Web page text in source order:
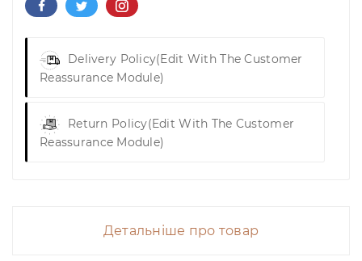
Delivery Policy(edit With The Customer
Reassurance Module)
Return Policy(edit With The Customer
Reassurance Module)
Детальніше про товар